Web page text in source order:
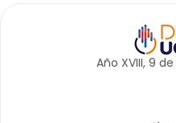
Año XVIII, 9 de